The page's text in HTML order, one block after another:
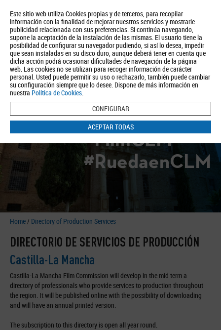
Este sitio web utiliza Cookies propias y de terceros, para recopilar
información con la finalidad de mejorar nuestros servicios y mostrarle
publicidad relacionada con sus preferencias. Si continúa navegando,
supone la aceptación de la instalación de las mismas. El usuario tiene la
posibilidad de configurar su navegador pudiendo, si así lo desea, impedir
que sean instaladas en su disco duro, aunque deberá tener en cuenta que
dicha acción podrá ocasionar dificultades de navegación de la página
web. Las cookies no se utilizan para recoger información de carácter
personal. Usted puede permitir su uso o rechazarlo, también puede cambiar
su configuración siempre que lo desee. Dispone de más información en
nuestra Política de Cookies.
CONFIGURAR
ACEPTAR TODAS
About us Tourism Política de Privacidad Aviso Legal Política de Cookies
BUSCAR
#FilmCLM
#RuedaenCLM
Home/ Directory of Production Services
DIRECTORIO DE SERVICIOS DE PRODUCCIÓN
Castilla-La Mancha
Castilla-La Mancha Film Commission will develop in the mid term a
directory of professionals who provide services to production throughout
the region. It will be published online with the possibility of downloading
and will have an annual printed version.
The subscription to this directory is open all year round.